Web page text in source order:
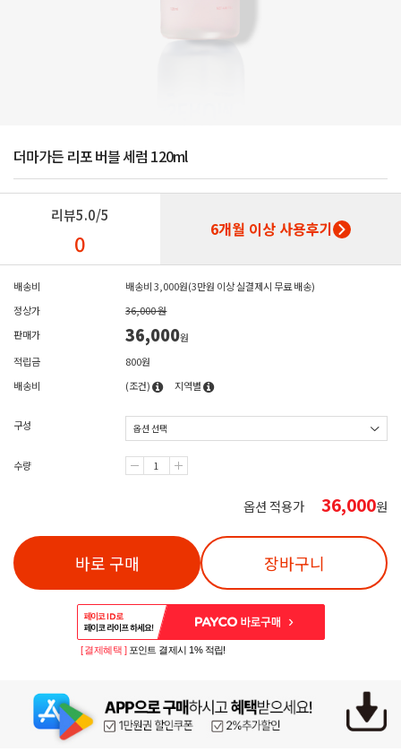
더마가든 리포 버블 세럼 120ml
리뷰5.0/5
0 6개월 이상 사용후기
배송비
배송비 3,000원(3만원 이상 실결제시 무료 배송)
정상가
36,000 원
판매가
36,000원
적립금
800원
배송비
(조건) 지역별
구성
수량
옵션 적용가 36,000원
바로 구매 장바구니
[ 결제혜택 ] 포인트 결제시 1% 적립!